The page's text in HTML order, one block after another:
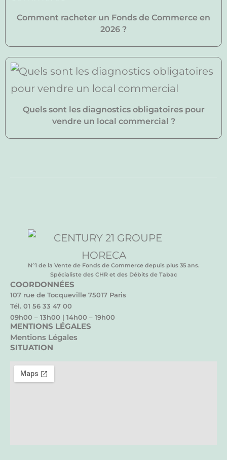
Comment racheter un Fonds de Commerce en
2026 ?
Quels sont les diagnostics obligatoires pour
vendre un local commercial ?
N°1 de la Vente de Fonds de Commerce depuis plus 35 ans.
Spécialiste des CHR et des Débits de Tabac
COORDONNÉES
107 rue de Tocqueville 75017 Paris
Tél. 01 56 33 47 00
09h00 – 13h00 | 14h00 – 19h00
MENTIONS LÉGALES
Mentions Légales
SITUATION